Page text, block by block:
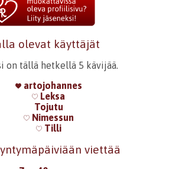
olevat käyttäjät
on tällä hetkellä 5 kävijää.
artojohannes
Leksa
Tojutu
Nimessun
Tilli
viettää